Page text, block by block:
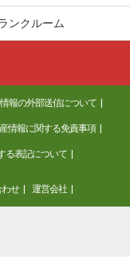
ンクルーム
報の外部送信について
情報に関する免責事項
る表記について
せ 運営会社